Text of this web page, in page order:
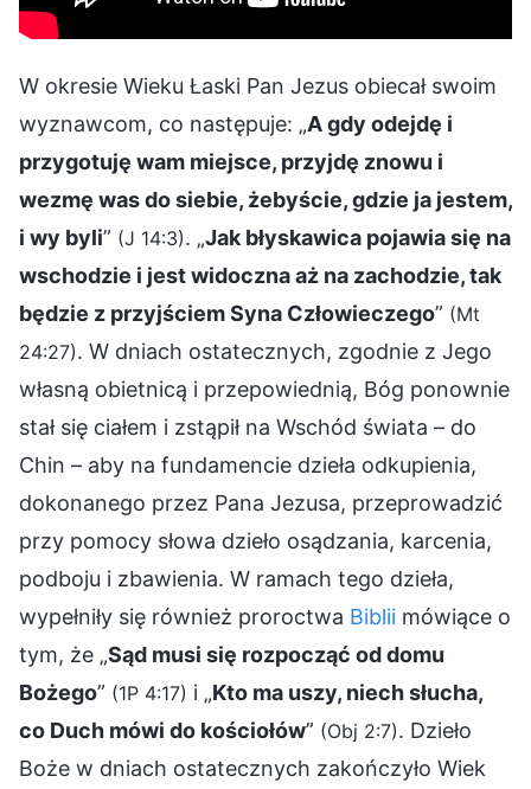
W okresie Wieku Łaski Pan Jezus obiecał swoim
wyznawcom, co następuje: „A gdy odejdę i
przygotuję wam miejsce, przyjdę znowu i
wezmę was do siebie, żebyście, gdzie ja jestem,
i wy byli” (J 14:3). „Jak błyskawica pojawia się na
wschodzie i jest widoczna aż na zachodzie, tak
będzie z przyjściem Syna Człowieczego” (Mt
24:27). W dniach ostatecznych, zgodnie z Jego
własną obietnicą i przepowiednią, Bóg ponownie
stał się ciałem i zstąpił na Wschód świata – do
Chin – aby na fundamencie dzieła odkupienia,
dokonanego przez Pana Jezusa, przeprowadzić
przy pomocy słowa dzieło osądzania, karcenia,
podboju i zbawienia. W ramach tego dzieła,
wypełniły się również proroctwa Biblii mówiące o
tym, że „Sąd musi się rozpocząć od domu
Bożego” (1P 4:17) i „Kto ma uszy, niech słucha,
co Duch mówi do kościołów” (Obj 2:7). Dzieło
Boże w dniach ostatecznych zakończyło Wiek